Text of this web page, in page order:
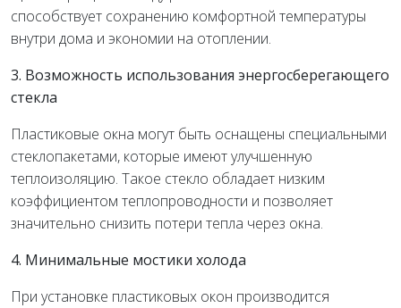
способствует сохранению комфортной температуры
внутри дома и экономии на отоплении.
3. Возможность использования энергосберегающего
стекла
Пластиковые окна могут быть оснащены специальными
стеклопакетами, которые имеют улучшенную
теплоизоляцию. Такое стекло обладает низким
коэффициентом теплопроводности и позволяет
значительно снизить потери тепла через окна.
4. Минимальные мостики холода
При установке пластиковых окон производится